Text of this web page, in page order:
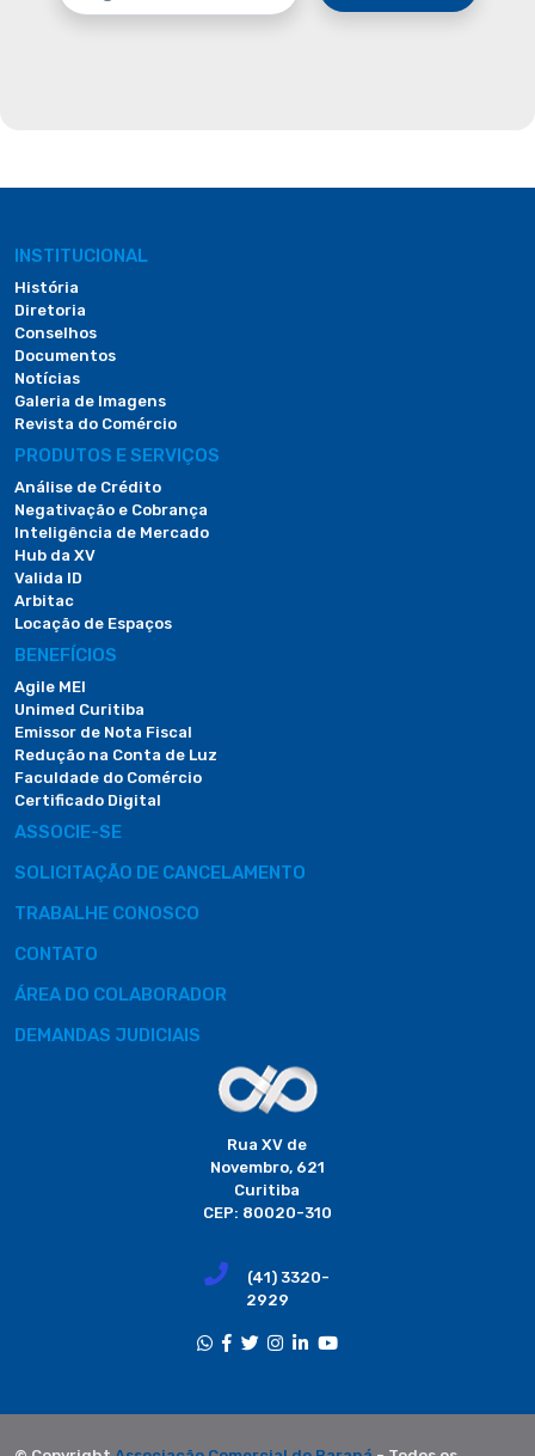
INSTITUCIONAL
História
Diretoria
Conselhos
Documentos
Notícias
Galeria de Imagens
Revista do Comércio
PRODUTOS E SERVIÇOS
Análise de Crédito
Negativação e Cobrança
Inteligência de Mercado
Hub da XV
Valida ID
Arbitac
Locação de Espaços
BENEFÍCIOS
Agile MEI
Unimed Curitiba
Emissor de Nota Fiscal
Redução na Conta de Luz
Faculdade do Comércio
Certificado Digital
ASSOCIE-SE
SOLICITAÇÃO DE CANCELAMENTO
TRABALHE CONOSCO
CONTATO
ÁREA DO COLABORADOR
DEMANDAS JUDICIAIS
Rua XV de
Novembro, 621
Curitiba
CEP: 80020-310
(41) 3320-
2929